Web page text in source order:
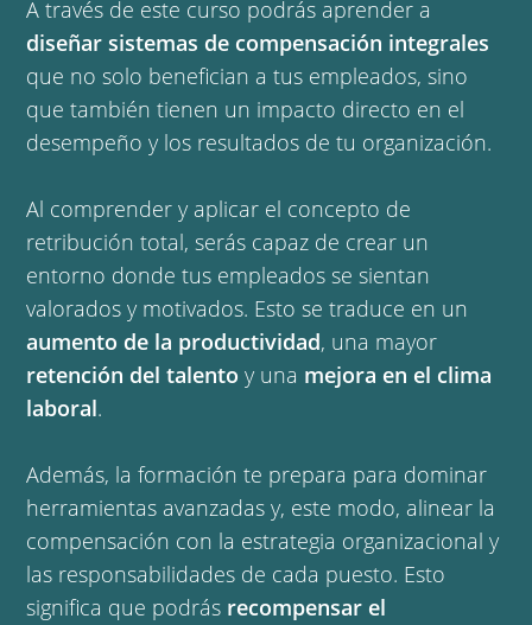
A través de este curso podrás aprender a
diseñar sistemas de compensación integrales
que no solo benefician a tus empleados, sino
que también tienen un impacto directo en el
desempeño y los resultados de tu organización.
Al comprender y aplicar el concepto de
retribución total, serás capaz de crear un
entorno donde tus empleados se sientan
valorados y motivados. Esto se traduce en un
aumento de la productividad, una mayor
retención del talento y una mejora en el clima
laboral.
Además, la formación te prepara para dominar
herramientas avanzadas y, este modo, alinear la
compensación con la estrategia organizacional y
las responsabilidades de cada puesto. Esto
significa que podrás recompensar el